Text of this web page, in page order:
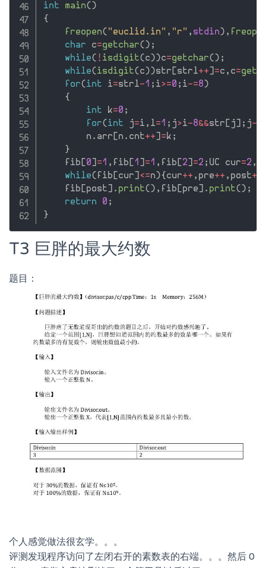
int
main( )
{
freopen( "euclid.in" , "r" , stdin ) ,
char c=getchar( ) ;
while( ! isdigit( c ) )c=getchar( ) ;
while( isdigit( c ) )str strl++ =c , c=
for( int i=strl-1 ; i>=0 ; i-=8 )
{
int k=0 ;
for( int j=i , l=1 ; j>i-8&&str j ; j--
        n
. arr n . cnt++ = k ;
}
    fib
0 =1 , fib 1 =1 , fib 2 =2 ; UC cur=2 ,
while( fib cur <=n ){ cur++ , pre++ , post++
    fib
post . print( ) , fib pre . print( ) ;
return
0 ;
}
T3 巨胖的最大约数
题目：
个人感觉做法很玄学。。。
评测发现程序访问了左闭右开的素数表的右端。。。然后 0